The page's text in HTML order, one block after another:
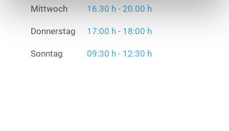
Mittwoch 16.30 h - 20.00 h
Donnerstag 17:00 h - 18:00 h
Sonntag 09:30 h - 12:30 h